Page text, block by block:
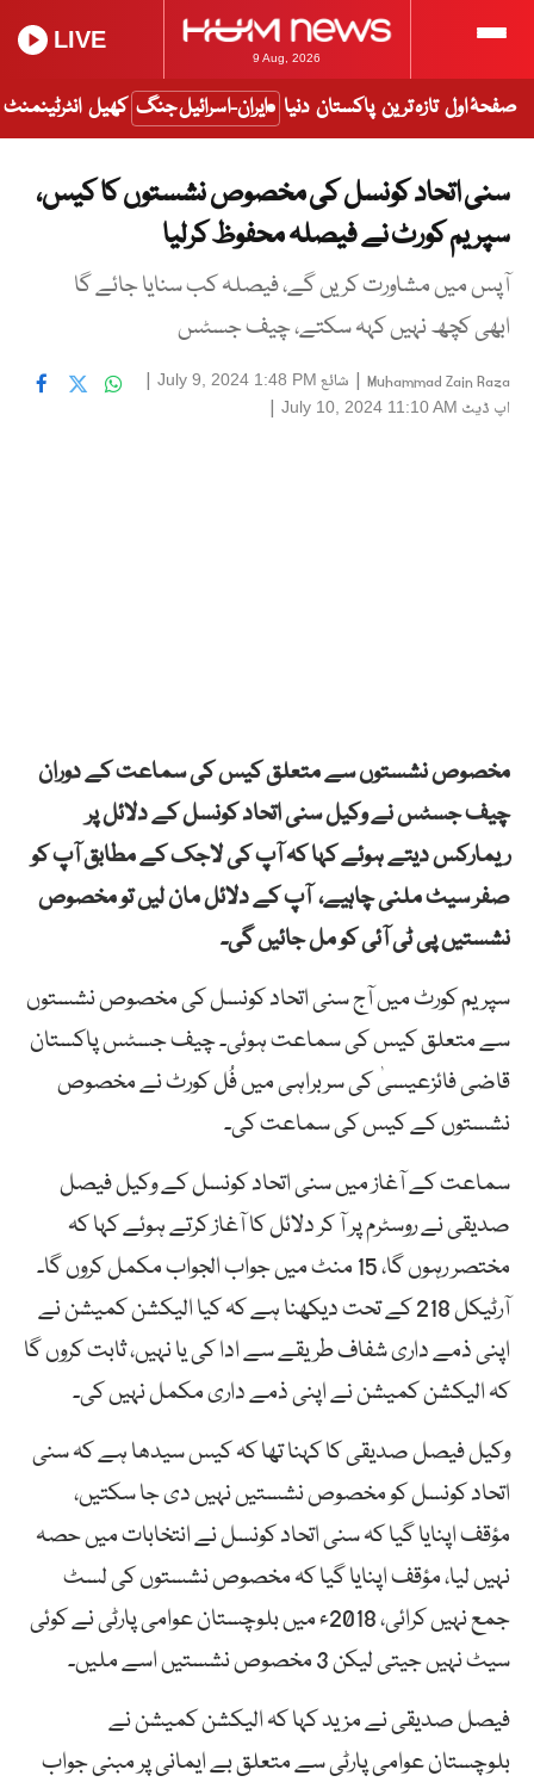
9 Aug, 2026
LIVE
صفحۂ اول تازہ ترین پاکستان دنیا ایران-اسرائیل جنگ کھیل انٹرٹینمنٹ
سنی اتحاد کونسل کی مخصوص نشستوں کا کیس،
سپریم کورٹ نے فیصلہ محفوظ کرلیا
آپس میں مشاورت کریں گے، فیصلہ کب سنایا جائے گا
ابھی کچھ نہیں کہہ سکتے، چیف جسٹس
Muhammad Zain Raza
| شائع July 9, 2024 1:48 PM
|
اپ ڈیٹ July 10, 2024 11:10 AM
|
مخصوص نشستوں سے متعلق کیس کی سماعت کے دوران
چیف جسٹس نے وکیل سنی اتحاد کونسل کے دلائل پر
ریمارکس دیتے ہوئے کہا کہ آپ کی لاجک کے مطابق آپ کو
صفر سیٹ ملنی چاہیے، آپ کے دلائل مان لیں تو مخصوص
نشستیں پی ٹی آئی کو مل جائیں گی۔
سپریم کورٹ میں آج سنی اتحاد کونسل کی مخصوص نشستوں
سے متعلق کیس کی سماعت ہوئی۔ چیف جسٹس پاکستان
قاضی فائزعیسیٰ کی سربراہی میں فُل کورٹ نے مخصوص
نشستوں کے کیس کی سماعت کی۔
سماعت کے آغاز میں سنی اتحاد کونسل کے وکیل فیصل
صدیقی نے روسٹرم پر آ کر دلائل کا آغاز کرتے ہوئے کہا کہ
مختصر رہوں گا، 15 منٹ میں جواب الجواب مکمل کروں گا۔
آرٹیکل 218 کے تحت دیکھنا ہے کہ کیا الیکشن کمیشن نے
اپنی ذمے داری شفاف طریقے سے ادا کی یا نہیں، ثابت کروں گا
کہ الیکشن کمیشن نے اپنی ذمے داری مکمل نہیں کی۔
وکیل فیصل صدیقی کا کہنا تھا کہ کیس سیدھا ہے کہ سنی
اتحاد کونسل کو مخصوص نشستیں نہیں دی جا سکتیں،
مؤقف اپنایا گیا کہ سنی اتحاد کونسل نے انتخابات میں حصہ
نہیں لیا، مؤقف اپنایا گیا کہ مخصوص نشستوں کی لسٹ
جمع نہیں کرائی، 2018ء میں بلوچستان عوامی پارٹی نے کوئی
سیٹ نہیں جیتی لیکن 3 مخصوص نشستیں اسے ملیں۔
فیصل صدیقی نے مزید کہا کہ الیکشن کمیشن نے
بلوچستان عوامی پارٹی سے متعلق بے ایمانی پر مبنی جواب